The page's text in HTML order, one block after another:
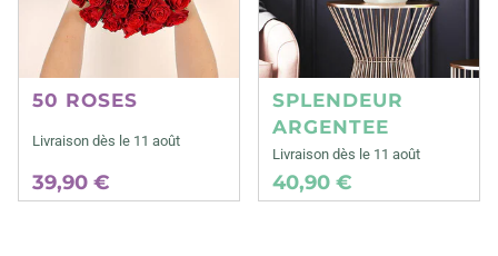
50 ROSES
Livraison dès le 11 août
39,90 €
SPLENDEUR
ARGENTEE
Livraison dès le 11 août
40,90 €